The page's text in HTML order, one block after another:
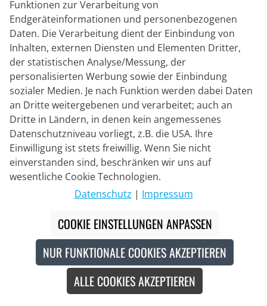
LAZER
Rennradhelm Genesis
167,95 € 239,95 € #
Funktionen zur Verarbeitung von
Endgeräteinformationen und personenbezogenen
Daten. Die Verarbeitung dient der Einbindung von
Inhalten, externen Diensten und Elementen Dritter,
der statistischen Analyse/Messung, der
personalisierten Werbung sowie der Einbindung
sozialer Medien. Je nach Funktion werden dabei Daten
an Dritte weitergebenen und verarbeitet; auch an
Dritte in Ländern, in denen kein angemessenes
Datenschutzniveau vorliegt, z.B. die USA. Ihre
Einwilligung ist stets freiwillig. Wenn Sie nicht
einverstanden sind, beschränken wir uns auf
wesentliche Cookie Technologien.
Datenschutz | Impressum
COOKIE EINSTELLUNGEN ANPASSEN
NUR FUNKTIONALE COOKIES AKZEPTIEREN
ALLE COOKIES AKZEPTIEREN